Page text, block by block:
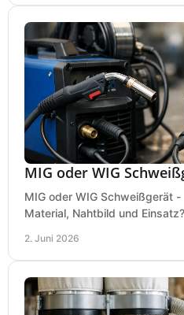
MIG oder WIG
MIG oder WIG Schweißgerät
Material, Nahtbild und
2. Juni 2026